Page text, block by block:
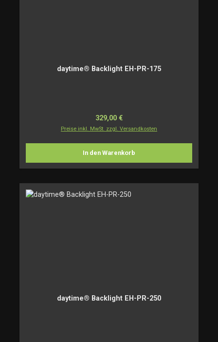
daytime® Backlight EH-PR-175
Regulärer Preis:
329,00 €
Preise inkl. MwSt. zzgl. Versandkosten
In den Warenkorb
daytime® Backlight EH-PR-250